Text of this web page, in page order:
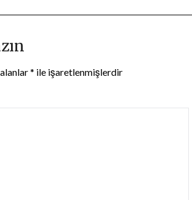
* ile işaretlenmişlerdir